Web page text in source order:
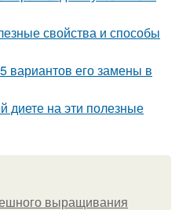
свойства и способы
вариантов его замены в
диете на эти полезные
выращивания